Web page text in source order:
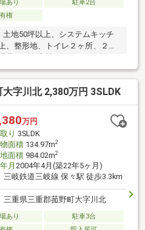
あり
駐車2台
権
地50坪以上、システムキッチ
、整形地、トイレ２ヶ所、２階
字川北 2,380万円 3SLDK
万円
り 3SLDK
面積134.97m2
面積984.02m2
月 2004年4月(築22年5ヶ月)
三岐鉄道三岐線 保々駅 徒歩3.3km
三重県三重郡菰野町大字川北
あり
駐車3台